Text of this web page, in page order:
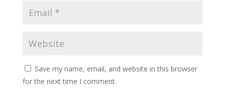
Save my name, email, and website in this browser
for the next time I comment.